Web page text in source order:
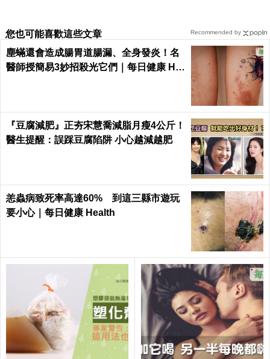
您也可能喜歡這些文章
塵蟎還會造成腸胃道腸漏、全身發炎！名
醫師授簡易3妙招殺光它們｜每日健康 He
『豆腐減肥』正夯宋慧喬減脂月瘦4公斤！
醫生提醒：誤踩豆腐陷阱 小心越減越肥
恙蟲病致死率高達60% 到這三縣市遊玩
要小心｜每日健康 Health
Recommended by